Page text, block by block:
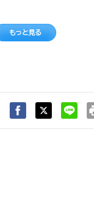
もっと見る